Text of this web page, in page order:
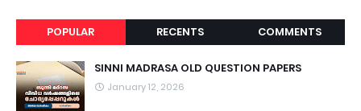
POPULAR RECENTS COMMENTS
SINNI MADRASA OLD QUESTION PAPERS
January 12, 2026